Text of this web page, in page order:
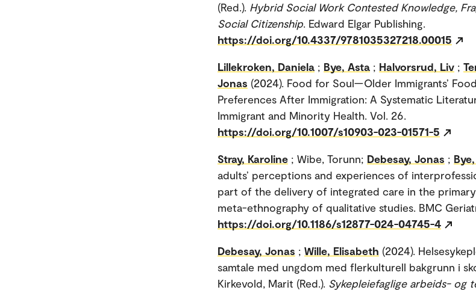
(Red.). Hybrid Social Work Contested Knowledge,
Social Citizenship. Edward Elgar Publishing.
https://doi.org/10.4337/9781035327218.00015
Lillekroken, Daniela ; Bye, Asta ; Halvorsrud, Liv ;
Jonas (2024). Food for Soul—Older Immigrants’
Preferences After Immigration: A Systematic
Immigrant and Minority Health. Vol. 26.
https://doi.org/10.1007/s10903-023-01571-5
Stray, Karoline ; Wibe, Torunn; Debesay, Jonas ;
adults’ perceptions and experiences of
part of the delivery of integrated care in the
meta-ethnography of qualitative studies. BMC
https://doi.org/10.1186/s12877-024-04745-4
Debesay, Jonas ; Wille, Elisabeth (2024).
samtale med ungdom med flerkulturell bakgrunn i
Kirkevold, Marit (Red.). Sykepleiefaglige arbeids- og